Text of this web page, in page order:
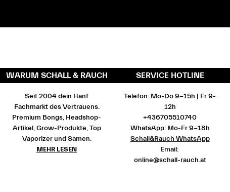
WARUM SCHALL & RAUCH
Seit 2004 dein Hanf
Fachmarkt des Vertrauens.
Premium Bongs, Headshop-
Artikel, Grow-Produkte, Top
Vaporizer und Samen.
MEHR LESEN
SERVICE HOTLINE
Telefon: Mo-Do 9-15h | Fr 9-
12h
+436705510740
WhatsApp: Mo-Fr 9-18h
Schall&Rauch WhatsApp
Email:
online@schall-rauch.at